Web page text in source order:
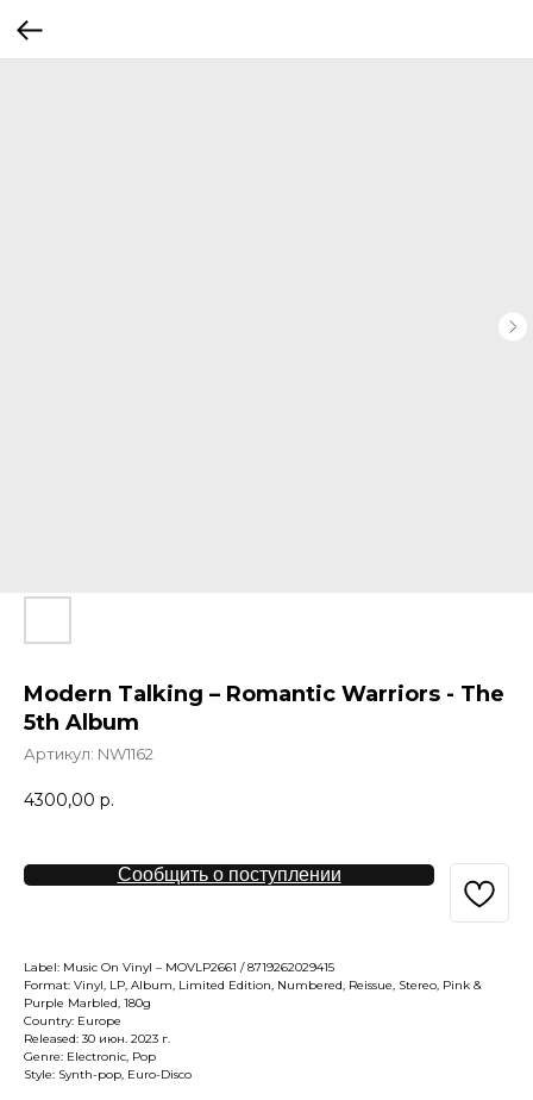
Modern Talking – Romantic Warriors - The
5th Album
Артикул: NW1162
4300,00 р.
Сообщить о поступлении
Label: Music On Vinyl – MOVLP2661 / 8719262029415
Format: Vinyl, LP, Album, Limited Edition, Numbered, Reissue, Stereo, Pink &
Purple Marbled, 180g
Country: Europe
Released: 30 июн. 2023 г.
Genre: Electronic, Pop
Style: Synth-pop, Euro-Disco